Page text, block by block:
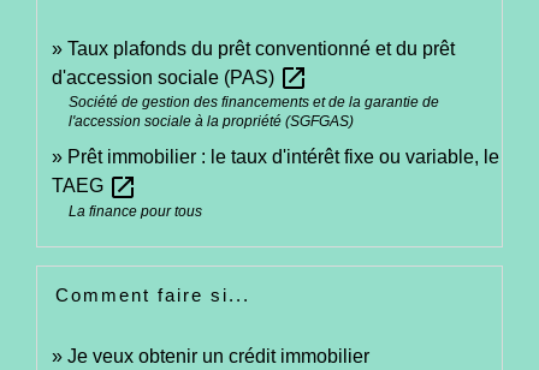
Taux plafonds du prêt conventionné et du prêt
d'accession sociale (PAS) open_in_new
Société de gestion des financements et de la garantie de
l'accession sociale à la propriété (SGFGAS)
Prêt immobilier : le taux d'intérêt fixe ou variable, le
TAEG open_in_new
La finance pour tous
Comment faire si...
Je veux obtenir un crédit immobilier